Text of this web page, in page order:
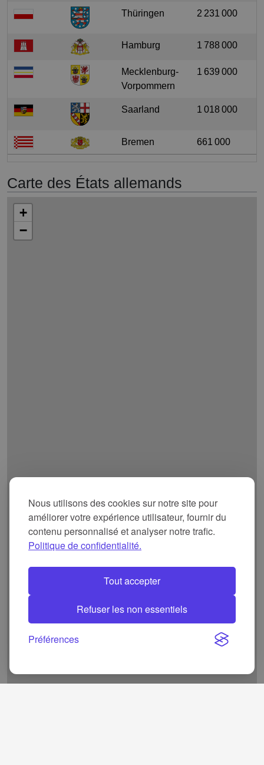
Nous utilisons des cookies sur notre site pour
améliorer votre expérience utilisateur, fournir du
contenu personnalisé et analyser notre trafic.
Politique de confidentialité.
Tout accepter
Refuser les non essentiels
Préférences
Thüringen 2 231 000
Hamburg 1 788 000
Mecklenburg-
Vorpommern
1 639 000
Saarland 1 018 000
Bremen 661 000
Carte des États allemands
+
−